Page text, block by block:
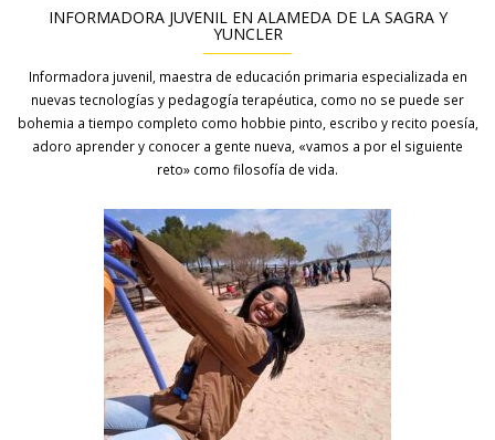
INFORMADORA JUVENIL EN ALAMEDA DE LA SAGRA Y
YUNCLER
Informadora juvenil, maestra de educación primaria especializada en
nuevas tecnologías y pedagogía terapéutica, como no se puede ser
bohemia a tiempo completo como hobbie pinto, escribo y recito poesía,
adoro aprender y conocer a gente nueva, «vamos a por el siguiente
reto» como filosofía de vida.